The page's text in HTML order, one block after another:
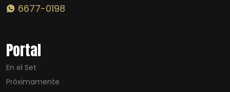
6677-0198
Portal
En el Set
Próximamente